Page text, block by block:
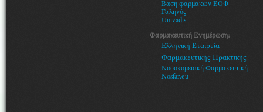
Βαση φαρμακων ΕΟΦ
Γαληνός
Univadis
Φαρμακευτική Ενημέρωση:
Ελληνική Εταιρεία
Φαρμακευτικής Πρακτικής
Νοσοκομειακή Φαρμακευτική
Nosfar.eu